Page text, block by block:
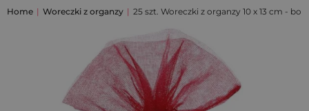
Home | Woreczki z organzy | 25 szt. Woreczki z organzy 10 x 13 cm -